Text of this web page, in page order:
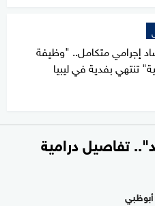
إجرامي متكامل.. "وظيفة
تنتهي بفدية في ليبيا
تفاصيل درامية